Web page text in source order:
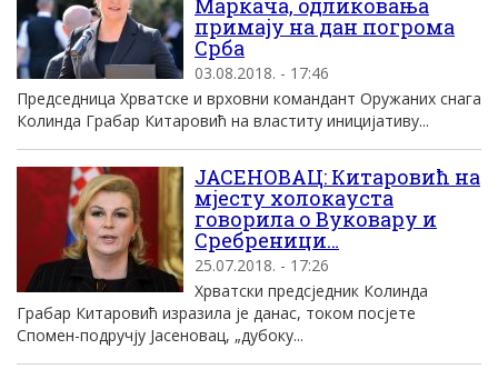
Маркача, одликовања
примају на дан погрома
Срба
03.08.2018. - 17:46
Председница Хрватске и врховни командант Оружаних снага
Колинда Грабар Китаровић на властиту иницијативу...
ЈАСЕНОВАЦ: Китаровић на
мјесту холокауста
говорила о Вуковару и
Сребреници…
25.07.2018. - 17:26
Хрватски предсједник Колинда
Грабар Китаровић изразила је данас, током посјете
Спомен-подручју Јасеновац, „дубоку...